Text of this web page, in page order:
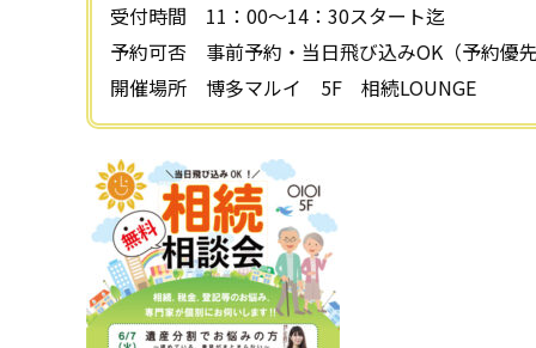
受付時間 11：00～14：30スタート迄
予約可否 事前予約・当日飛び込みOK（予約優先
開催場所 博多マルイ 5F 相続LOUNGE